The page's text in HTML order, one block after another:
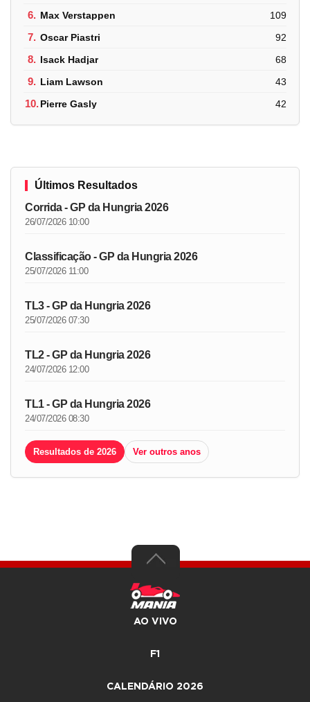
6. Max Verstappen 109
7. Oscar Piastri 92
8. Isack Hadjar 68
9. Liam Lawson 43
10.Pierre Gasly 42
Últimos Resultados
Corrida - GP da Hungria 2026
26/07/2026 10:00
Classificação - GP da Hungria 2026
25/07/2026 11:00
TL3 - GP da Hungria 2026
25/07/2026 07:30
TL2 - GP da Hungria 2026
24/07/2026 12:00
TL1 - GP da Hungria 2026
24/07/2026 08:30
Resultados de 2026 Ver outros anos
AO VIVO
F1
CALENDÁRIO 2026